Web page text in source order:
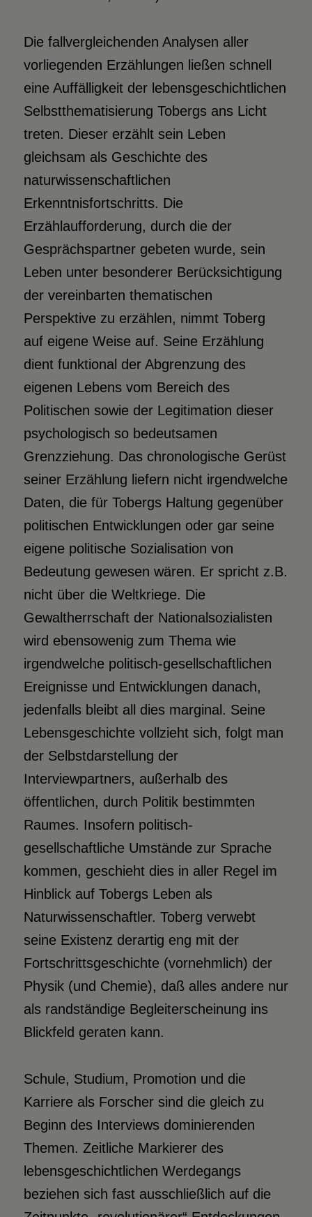
Die fallvergleichenden Analysen aller
vorliegenden Erzählungen ließen schnell
eine Auffälligkeit der lebensgeschichtlichen
Selbstthematisierung Tobergs ans Licht
treten. Dieser erzählt sein Leben
gleichsam als Geschichte des
naturwissenschaftlichen
Erkenntnisfortschritts. Die
Erzählaufforderung, durch die der
Gesprächspartner gebeten wurde, sein
Leben unter besonderer Berücksichtigung
der vereinbarten thematischen
Perspektive zu erzählen, nimmt Toberg
auf eigene Weise auf. Seine Erzählung
dient funktional der Abgrenzung des
eigenen Lebens vom Bereich des
Politischen sowie der Legitimation dieser
psychologisch so bedeutsamen
Grenzziehung. Das chronologische Gerüst
seiner Erzählung liefern nicht irgendwelche
Daten, die für Tobergs Haltung gegenüber
politischen Entwicklungen oder gar seine
eigene politische Sozialisation von
Bedeutung gewesen wären. Er spricht z.B.
nicht über die Weltkriege. Die
Gewaltherrschaft der Nationalsozialisten
wird ebensowenig zum Thema wie
irgendwelche politisch-gesellschaftlichen
Ereignisse und Entwicklungen danach,
jedenfalls bleibt all dies marginal. Seine
Lebensgeschichte vollzieht sich, folgt man
der Selbstdarstellung der
Interviewpartners, außerhalb des
öffentlichen, durch Politik bestimmten
Raumes. Insofern politisch-
gesellschaftliche Umstände zur Sprache
kommen, geschieht dies in aller Regel im
Hinblick auf Tobergs Leben als
Naturwissenschaftler. Toberg verwebt
seine Existenz derartig eng mit der
Fortschrittsgeschichte (vornehmlich) der
Physik (und Chemie), daß alles andere nur
als randständige Begleiterscheinung ins
Blickfeld geraten kann.
Schule, Studium, Promotion und die
Karriere als Forscher sind die gleich zu
Beginn des Interviews dominierenden
Themen. Zeitliche Markierer des
lebensgeschichtlichen Werdegangs
beziehen sich fast ausschließlich auf die